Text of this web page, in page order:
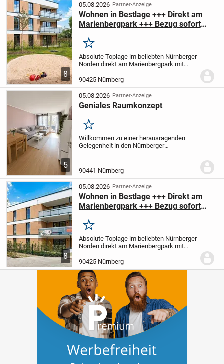
8
05.08.2026 Partner-Anzeige
Wohnen in Bestlage +++ Direkt am
Marienbergpark +++ Bezug sofort
Merken
Absolute Toplage im beliebten Nürnberger
Norden direkt am Marienbergpark mit
nach Nürnberg, Fürth und Erlangen!
Häuser in bester Bauqualität und
Ausstattung....
90425 Nürnberg
5
05.08.2026 Partner-Anzeige
Geniales Raumkonzept
Merken
Willkommen zu einer herausragenden
Gelegenheit in den Nürnberger
geschnittene zwei Zimmer Wohnung wird
Sie begeistern. Sie...
90441 Nürnberg
8
05.08.2026 Partner-Anzeige
Wohnen in Bestlage +++ Direkt am
Marienbergpark +++ Bezug sofort
Merken
Absolute Toplage im beliebten Nürnberger
Norden direkt am Marienbergpark mit
nach Nürnberg, Fürth und Erlangen!
Häuser in bester Bauqualität und
Ausstattung.
90425 Nürnberg